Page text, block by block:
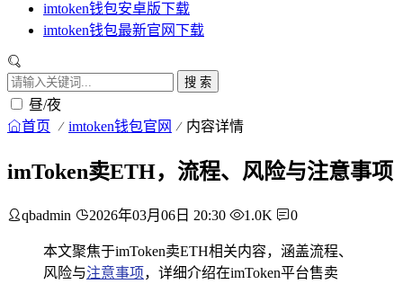
imtoken钱包安卓版下载
imtoken钱包最新官网下载
搜 索
昼/夜
首页 imtoken钱包官网 内容详情
imToken卖ETH，流程、风险与注意事项
qbadmin 2026年03月06日 20:30 1.0K 0
本文聚焦于imToken卖ETH相关内容，涵盖流程、
风险与注意事项，详细介绍在imToken平台售卖